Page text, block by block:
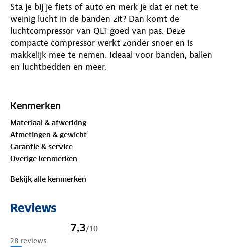
Sta je bij je fiets of auto en merk je dat er net te
weinig lucht in de banden zit? Dan komt de
luchtcompressor van QLT goed van pas. Deze
compacte compressor werkt zonder snoer en is
makkelijk mee te nemen. Ideaal voor banden, ballen
en luchtbedden en meer.
de gewenste druk in, sluit hem aan en het apparaat
lucht erin zit. Als de juiste druk bereikt is, stopt hij
vanzelf. De ledverlichting geeft duidelijk aan wat je
doet, ook bij weinig licht.
In het opbergvak bewaar je de meegeleverde
alles op de gewenste spanning. Deze compressor
helpt je vooruit!
Kenmerken
Materiaal & afwerking
Afmetingen & gewicht
Garantie & service
Overige kenmerken
Bekijk alle kenmerken
Reviews
7,3/10
28 reviews